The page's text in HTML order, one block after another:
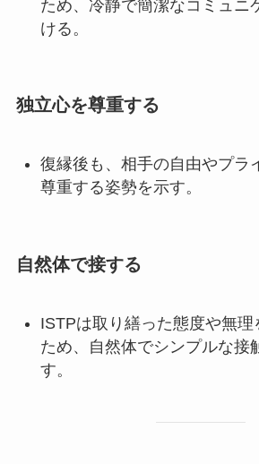
ため、冷静で簡潔なコミュニ
ける。
独立心を尊重する
復縁後も、相手の自由やプラ
尊重する姿勢を示す。
自然体で接する
ISTPは取り繕った態度や無理
ため、自然体でシンプルな接
す。